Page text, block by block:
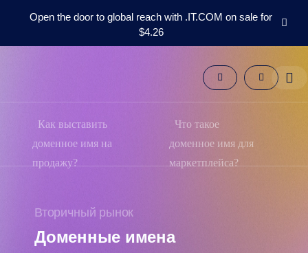
Open the door to global reach with .IT.COM on sale for
$4.26
рынок
Ресурсы
Поддержка
中
العربية
Как выставить
доменное имя на
продажу?
Что такое
доменное имя для
маркетплейса?
Вторичный рынок
Доменные имена